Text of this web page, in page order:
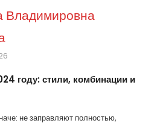
Владимировна
году: стили, комбинации и
не заправляют полностью,